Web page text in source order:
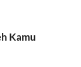
Kamu